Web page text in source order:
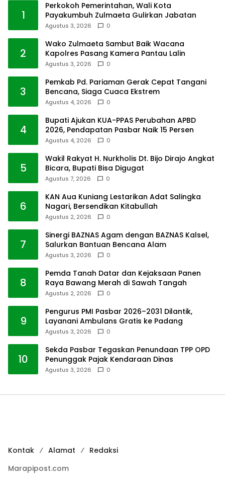
1
Perkokoh Pemerintahan, Wali Kota
Payakumbuh Zulmaeta Gulirkan Jabatan
Agustus 3, 2026 0
2
Wako Zulmaeta Sambut Baik Wacana
Kapolres Pasang Kamera Pantau Lalin
Agustus 3, 2026 0
3
Pemkab Pd. Pariaman Gerak Cepat Tangani
Bencana, Siaga Cuaca Ekstrem
Agustus 4, 2026 0
4
Bupati Ajukan KUA-PPAS Perubahan APBD
2026, Pendapatan Pasbar Naik 15 Persen
Agustus 4, 2026 0
5
Wakil Rakyat H. Nurkholis Dt. Bijo Dirajo Angkat
Bicara, Bupati Bisa Digugat
Agustus 7, 2026 0
6
KAN Aua Kuniang Lestarikan Adat Salingka
Nagari, Bersendikan Kitabullah
Agustus 2, 2026 0
7
Sinergi BAZNAS Agam dengan BAZNAS Kalsel,
Salurkan Bantuan Bencana Alam
Agustus 3, 2026 0
8
Pemda Tanah Datar dan Kejaksaan Panen
Raya Bawang Merah di Sawah Tangah
Agustus 2, 2026 0
9
Pengurus PMI Pasbar 2026–2031 Dilantik,
Layanani Ambulans Gratis ke Padang
Agustus 3, 2026 0
10
Sekda Pasbar Tegaskan Penundaan TPP OPD
Penunggak Pajak Kendaraan Dinas
Agustus 3, 2026 0
Kontak Alamat
Redaksi
Marapipost.com